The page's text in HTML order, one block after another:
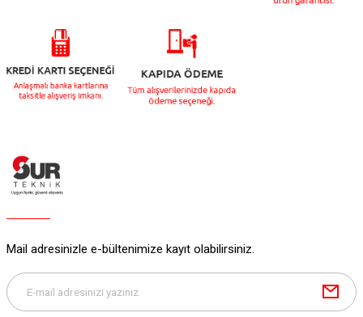
Mail adresinizle e-bültenimize kayıt olabilirsiniz.